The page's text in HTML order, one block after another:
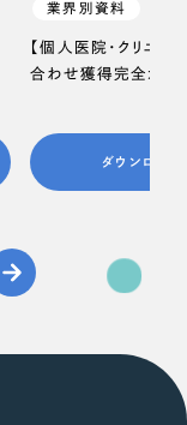
業界別資料
【個人医院・クリニッ
合わせ獲得完全ガイ
ダウンロード